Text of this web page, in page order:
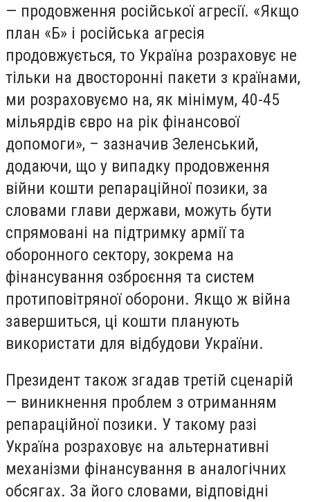
— продовження російської агресії. «Якщо
план «Б» і російська агресія
продовжується, то Україна розраховує не
тільки на двосторонні пакети з країнами,
ми розраховуємо на, як мінімум, 40-45
мільярдів євро на рік фінансової
допомоги», – зазначив Зеленський,
додаючи, що у випадку продовження
війни кошти репараційної позики, за
словами глави держави, можуть бути
спрямовані на підтримку армії та
оборонного сектору, зокрема на
фінансування озброєння та систем
протиповітряної оборони. Якщо ж війна
завершиться, ці кошти планують
використати для відбудови України.
Президент також згадав третій сценарій
— виникнення проблем з отриманням
репараційної позики. У такому разі
Україна розраховує на альтернативні
механізми фінансування в аналогічних
обсягах. За його словами, відповідні